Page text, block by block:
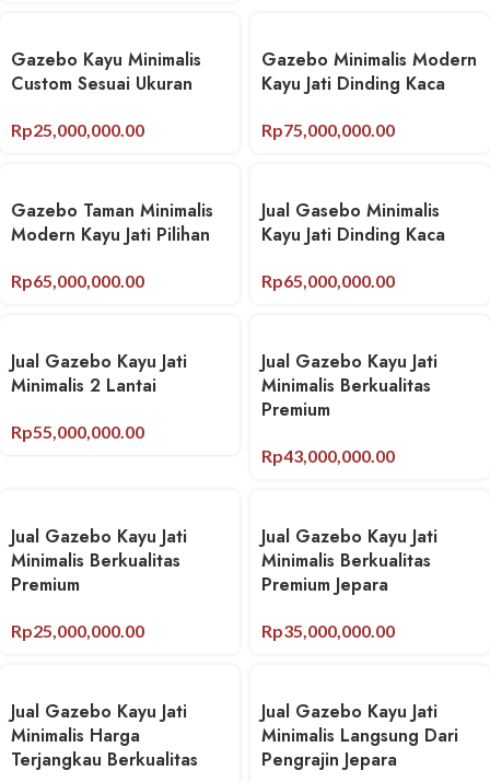
Gazebo Kayu Minimalis
Custom Sesuai Ukuran
Rp25,000,000.00
Gazebo Minimalis Modern
Kayu Jati Dinding Kaca
Rp75,000,000.00
Gazebo Taman Minimalis
Modern Kayu Jati Pilihan
Rp65,000,000.00
Jual Gasebo Minimalis
Kayu Jati Dinding Kaca
Rp65,000,000.00
Jual Gazebo Kayu Jati
Minimalis 2 Lantai
Rp55,000,000.00
Jual Gazebo Kayu Jati
Minimalis Berkualitas
Premium
Rp43,000,000.00
Jual Gazebo Kayu Jati
Minimalis Berkualitas
Premium
Rp25,000,000.00
Jual Gazebo Kayu Jati
Minimalis Berkualitas
Premium Jepara
Rp35,000,000.00
Jual Gazebo Kayu Jati
Minimalis Harga
Terjangkau Berkualitas
Jual Gazebo Kayu Jati
Minimalis Langsung Dari
Pengrajin Jepara